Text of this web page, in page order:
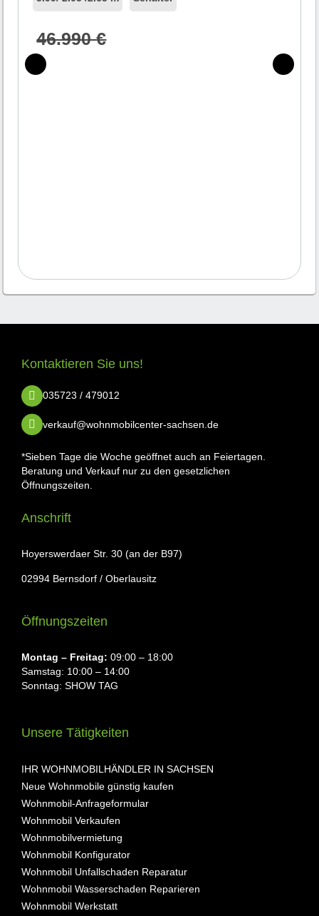
46.990€
Kontaktieren Sie uns!
035723 / 479012
verkauf@wohnmobilcenter-sachsen.de
*Sieben Tage die Woche geöffnet auch an Feiertagen.
Beratung und Verkauf nur zu den gesetzlichen
Öffnungszeiten.
Anschrift
Hoyerswerdaer Str. 30 (an der B97)
02994 Bernsdorf / Oberlausitz
Öffnungszeiten
Montag ⁠– Freitag: 09:00 – 18:00
Samstag: 10:00 – 14:00
Sonntag: SHOW TAG
Unsere Tätigkeiten
IHR WOHNMOBILHÄNDLER IN SACHSEN
Neue Wohnmobile günstig kaufen
Wohnmobil-Anfrageformular
Wohnmobil Verkaufen
Wohnmobilvermietung
Wohnmobil Konfigurator
Wohnmobil Unfallschaden Reparatur
Wohnmobil Wasserschaden Reparieren
Wohnmobil Werkstatt